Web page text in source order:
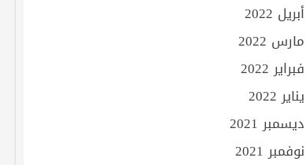
أبريل 2022
مارس 2022
فبراير 2022
يناير 2022
ديسمبر 2021
نوفمبر 2021